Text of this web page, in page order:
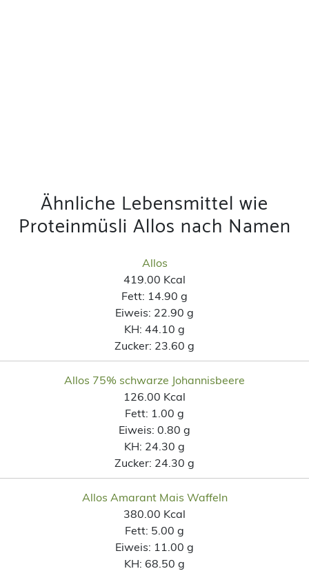
Ähnliche Lebensmittel wie
Proteinmüsli Allos nach Namen
Allos
419.00 Kcal
Fett: 14.90 g
Eiweis: 22.90 g
KH: 44.10 g
Zucker: 23.60 g
Allos 75% schwarze Johannisbeere
126.00 Kcal
Fett: 1.00 g
Eiweis: 0.80 g
KH: 24.30 g
Zucker: 24.30 g
Allos Amarant Mais Waffeln
380.00 Kcal
Fett: 5.00 g
Eiweis: 11.00 g
KH: 68.50 g